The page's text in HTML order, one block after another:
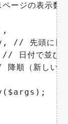
ジの表示数
先頭に固定
日付で並び
順（新しい順